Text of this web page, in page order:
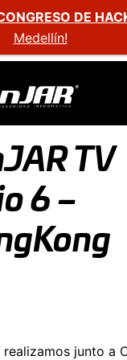
TV
6 –
realizamos junto a
DE
Medellín!